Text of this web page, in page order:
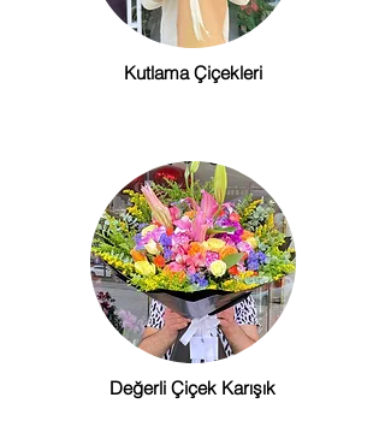
Kutlama Çiçekleri
Değerli Çiçek Karışık